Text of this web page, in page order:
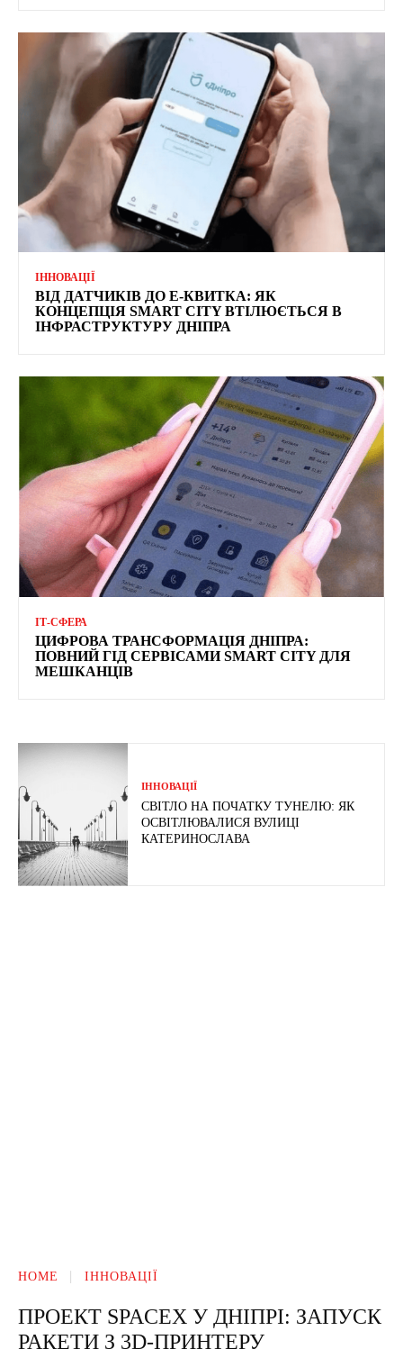
ІННОВАЦІЇ
ВІД ДАТЧИКІВ ДО Е-КВИТКА: ЯК
КОНЦЕПЦІЯ SMART CITY ВТІЛЮЄТЬСЯ В
ІНФРАСТРУКТУРУ ДНІПРА
ІТ-СФЕРА
ЦИФРОВА ТРАНСФОРМАЦІЯ ДНІПРА:
ПОВНИЙ ГІД СЕРВІСАМИ SMART CITY ДЛЯ
МЕШКАНЦІВ
ІННОВАЦІЇ
СВІТЛО НА ПОЧАТКУ ТУНЕЛЮ: ЯК
ОСВІТЛЮВАЛИСЯ ВУЛИЦІ
КАТЕРИНОСЛАВА